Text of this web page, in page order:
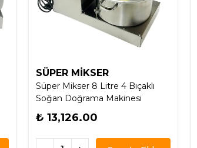
SÜPER MİKSER
Süper Mikser 8 Litre 4 Bıçaklı
Soğan Doğrama Makinesi
₺ 13,126.00